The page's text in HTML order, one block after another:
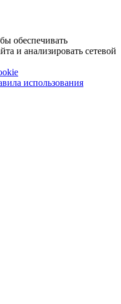
обеспечивать
и анализировать сетевой
использования